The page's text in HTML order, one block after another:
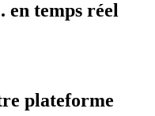
en temps réel
plateforme